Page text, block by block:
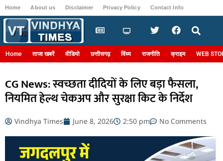
Home About us Disclaimer Privacy Policy Contact Info
Home ताजा खबरें वीडियो छत्तीसगढ़ विंध्य राजनीति क्राइम WEB
CG News: स्वच्छता दीदियों के लिए बड़ा फैसला,
नियमित हेल्थ चेकअप और सुरक्षा किट के निर्देश
Vindhya Times June 8, 2026 2:50 pm No Comments